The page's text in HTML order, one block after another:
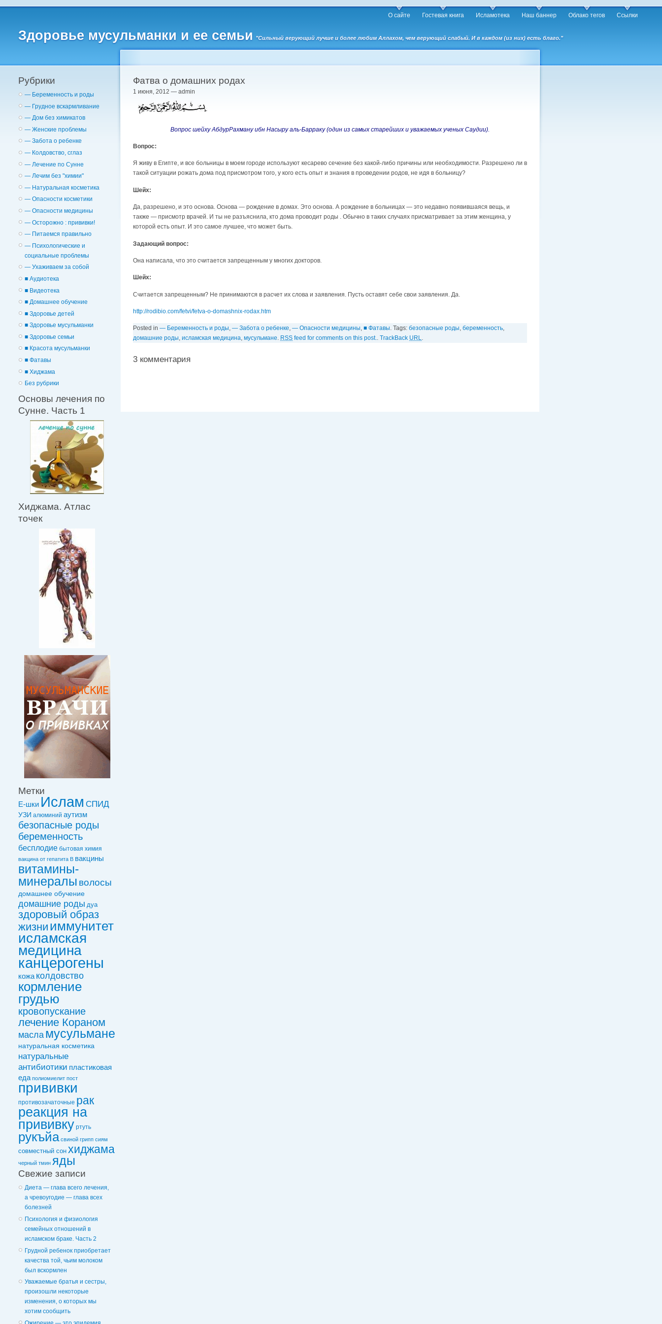
Здоровье мусульманки и ее семьи "Сильный верующий лучше и более любим Аллахом, чем верующий слабый. И в каждом (из них) есть благо."
О сайте Гостевая книга Исламотека Наш баннер Облако тегов Ссылки
Рубрики
— Беременность и роды
— Грудное вскармливание
— Дом без химикатов
— Женские проблемы
— Забота о ребенке
— Колдовство, сглаз
— Лечение по Сунне
— Лечим без "химии"
— Натуральная косметика
— Опасности косметики
— Опасности медицины
— Осторожно : прививки!
— Питаемся правильно
— Психологические и
cоциальные проблемы
— Ухаживаем за собой
■ Аудиотека
■ Видеотека
■ Домашнее обучение
■ Здоровье детей
■ Здоровье мусульманки
■ Здоровье семьи
■ Красота мусульманки
■ Фатавы
■ Хиджама
Без рубрики
Основы лечения по
Сунне. Часть 1
Хиджама. Атлас
точек
Метки
Е-шки Ислам СПИД
УЗИ алюминий аутизм
безопасные роды
беременность
бесплодие бытовая химия
вакцинa от гепатита В вакцины
витамины-
минералы волосы
домашнее обучение
домашние роды дуа
здоровый образ
жизни иммунитет
исламская
медицина
канцерогены
кожа колдовствo
кормление
грудью
кровопускание
лечение Кораном
масла мусульмане
натуральная косметика
натуральные
антибиотики пластиковая
еда полиомиелит пост
прививки
противозачаточные рак
реакция на
прививку ртуть
рукъйа свиной грипп сиям
совместный сон хиджама
черный тмин яды
Свежие записи
Диета — глава всего лечения,
а чревоугодие — глава всех
болезней
Психология и физиология
семейных отношений в
исламском браке. Часть 2
Грудной ребенок приобретает
качества той, чьим молоком
был вскормлен
Уважаемые братья и сестры,
произошли некоторые
изменения, о которых мы
хотим сообщить
Фaтва о домашних родах
1 июня, 2012 — admin
Вопрос шейху АбдурРахману ибн Насыру аль-Барраку (один из самых старейших и уважаемых ученых Саудии).
Вопрос:
Я живу в Египте, и все больницы в моем городе используют кесарево сечение без какой-либо причины или необходимости. Разрешено ли в
такой ситуации рожать дома под присмотром того, у кого есть опыт и знания в проведении родов, не идя в больницу?
Шейх:
Да, разрешено, и это основа. Основа — рождение в домах. Это основа. А рождение в больницах — это недавно появившаяся вещь, и
также — присмотр врачей. И ты не разъяснила, кто дома проводит роды . Обычно в таких случаях присматривает за этим женщина, у
которой есть опыт. И это самое лучшее, что может быть.
Задающий вопрос:
Она написала, что это считается запрещенным у многих докторов.
Шейх:
Считается запрещенным? Не принимаются в расчет их слова и заявления. Пусть оставят себе свои заявления. Да.
http://rodibio.com/fetvi/fetva-o-domashnix-rodax.htm
Posted in — Беременность и роды, — Забота о ребенке, — Опасности медицины, ■ Фатавы. Tags: безопасные роды, беременность,
домашние роды, исламская медицина, мусульмане. RSS feed for comments on this post.. TrackBack URL.
3 комментария